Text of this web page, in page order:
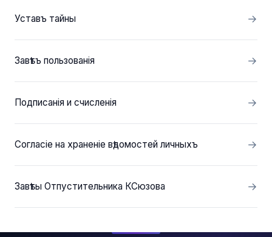
Уставъ тайны
Завѣтъ пользованія
Подписанія и счисленія
Согласіе на храненіе вѣдомостей личныхъ
Завѣты Отпустительника КСюзова